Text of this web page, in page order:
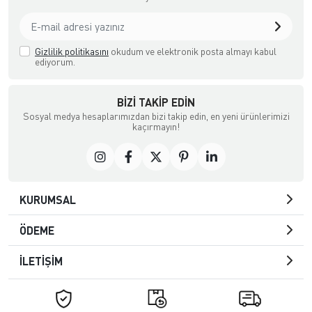
Gizlilik politikasını okudum ve elektronik posta almayı kabul
ediyorum.
BIZI TAKIP EDIN
Sosyal medya hesaplarımızdan bizi takip edin, en yeni ürünlerimizi
kaçırmayın!
KURUMSAL
ÖDEME
İLETİŞİM